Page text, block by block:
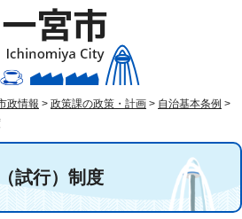
政情報 > 政策課の政策・計画 > 自治基本条例 >
試行）制度